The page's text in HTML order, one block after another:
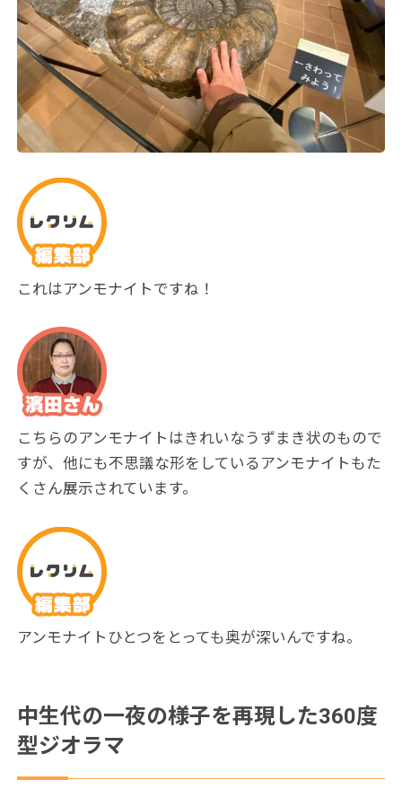
これはアンモナイトですね！
こちらのアンモナイトはきれいなうずまき状のもので
すが、他にも不思議な形をしているアンモナイトもた
くさん展示されています。
アンモナイトひとつをとっても奥が深いんですね。
中生代の一夜の様子を再現した360度
型ジオラマ